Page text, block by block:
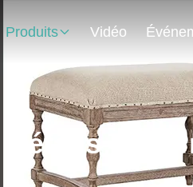
Produits Vidéo
Détails Des